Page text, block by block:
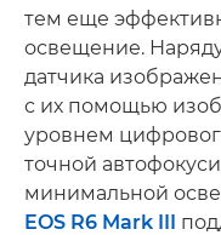
тем еще
освещение.
датчика
с их помощью
уровнем
точной
минимальной
EOS R6 Mark III